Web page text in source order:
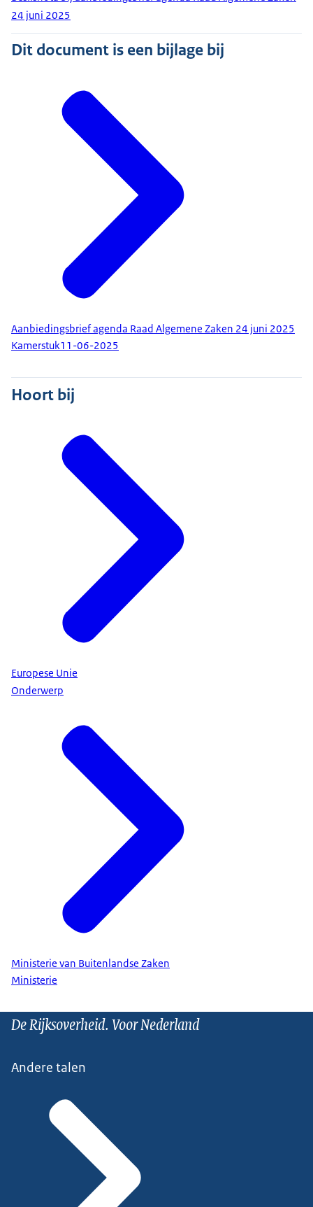
24 juni 2025
Dit document is een bijlage bij
Aanbiedingsbrief agenda Raad Algemene Zaken 24 juni 2025
Kamerstuk11-06-2025
Hoort bij
Europese Unie
Onderwerp
Ministerie van Buitenlandse Zaken
Ministerie
De Rijksoverheid. Voor Nederland
Andere talen